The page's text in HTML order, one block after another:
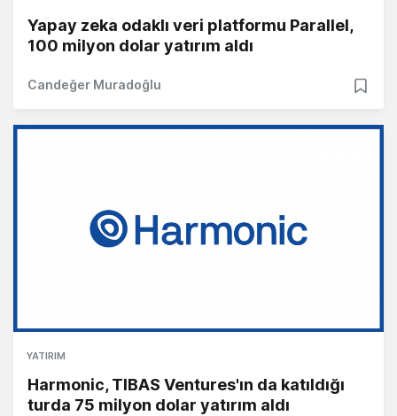
Yapay zeka odaklı veri platformu Parallel,
100 milyon dolar yatırım aldı
Candeğer Muradoğlu
YATIRIM
Harmonic, TIBAS Ventures'ın da katıldığı
turda 75 milyon dolar yatırım aldı